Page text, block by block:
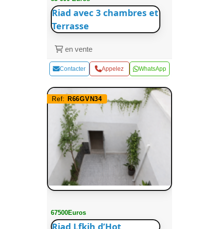
Riad avec 3 chambres et
Terrasse
en vente
Contacter Appelez WhatsApp
Ref: R66GVN34
67500Euros
Riad Lfkih d’Hot